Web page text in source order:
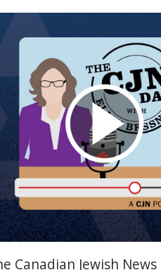
Canadian Jewish